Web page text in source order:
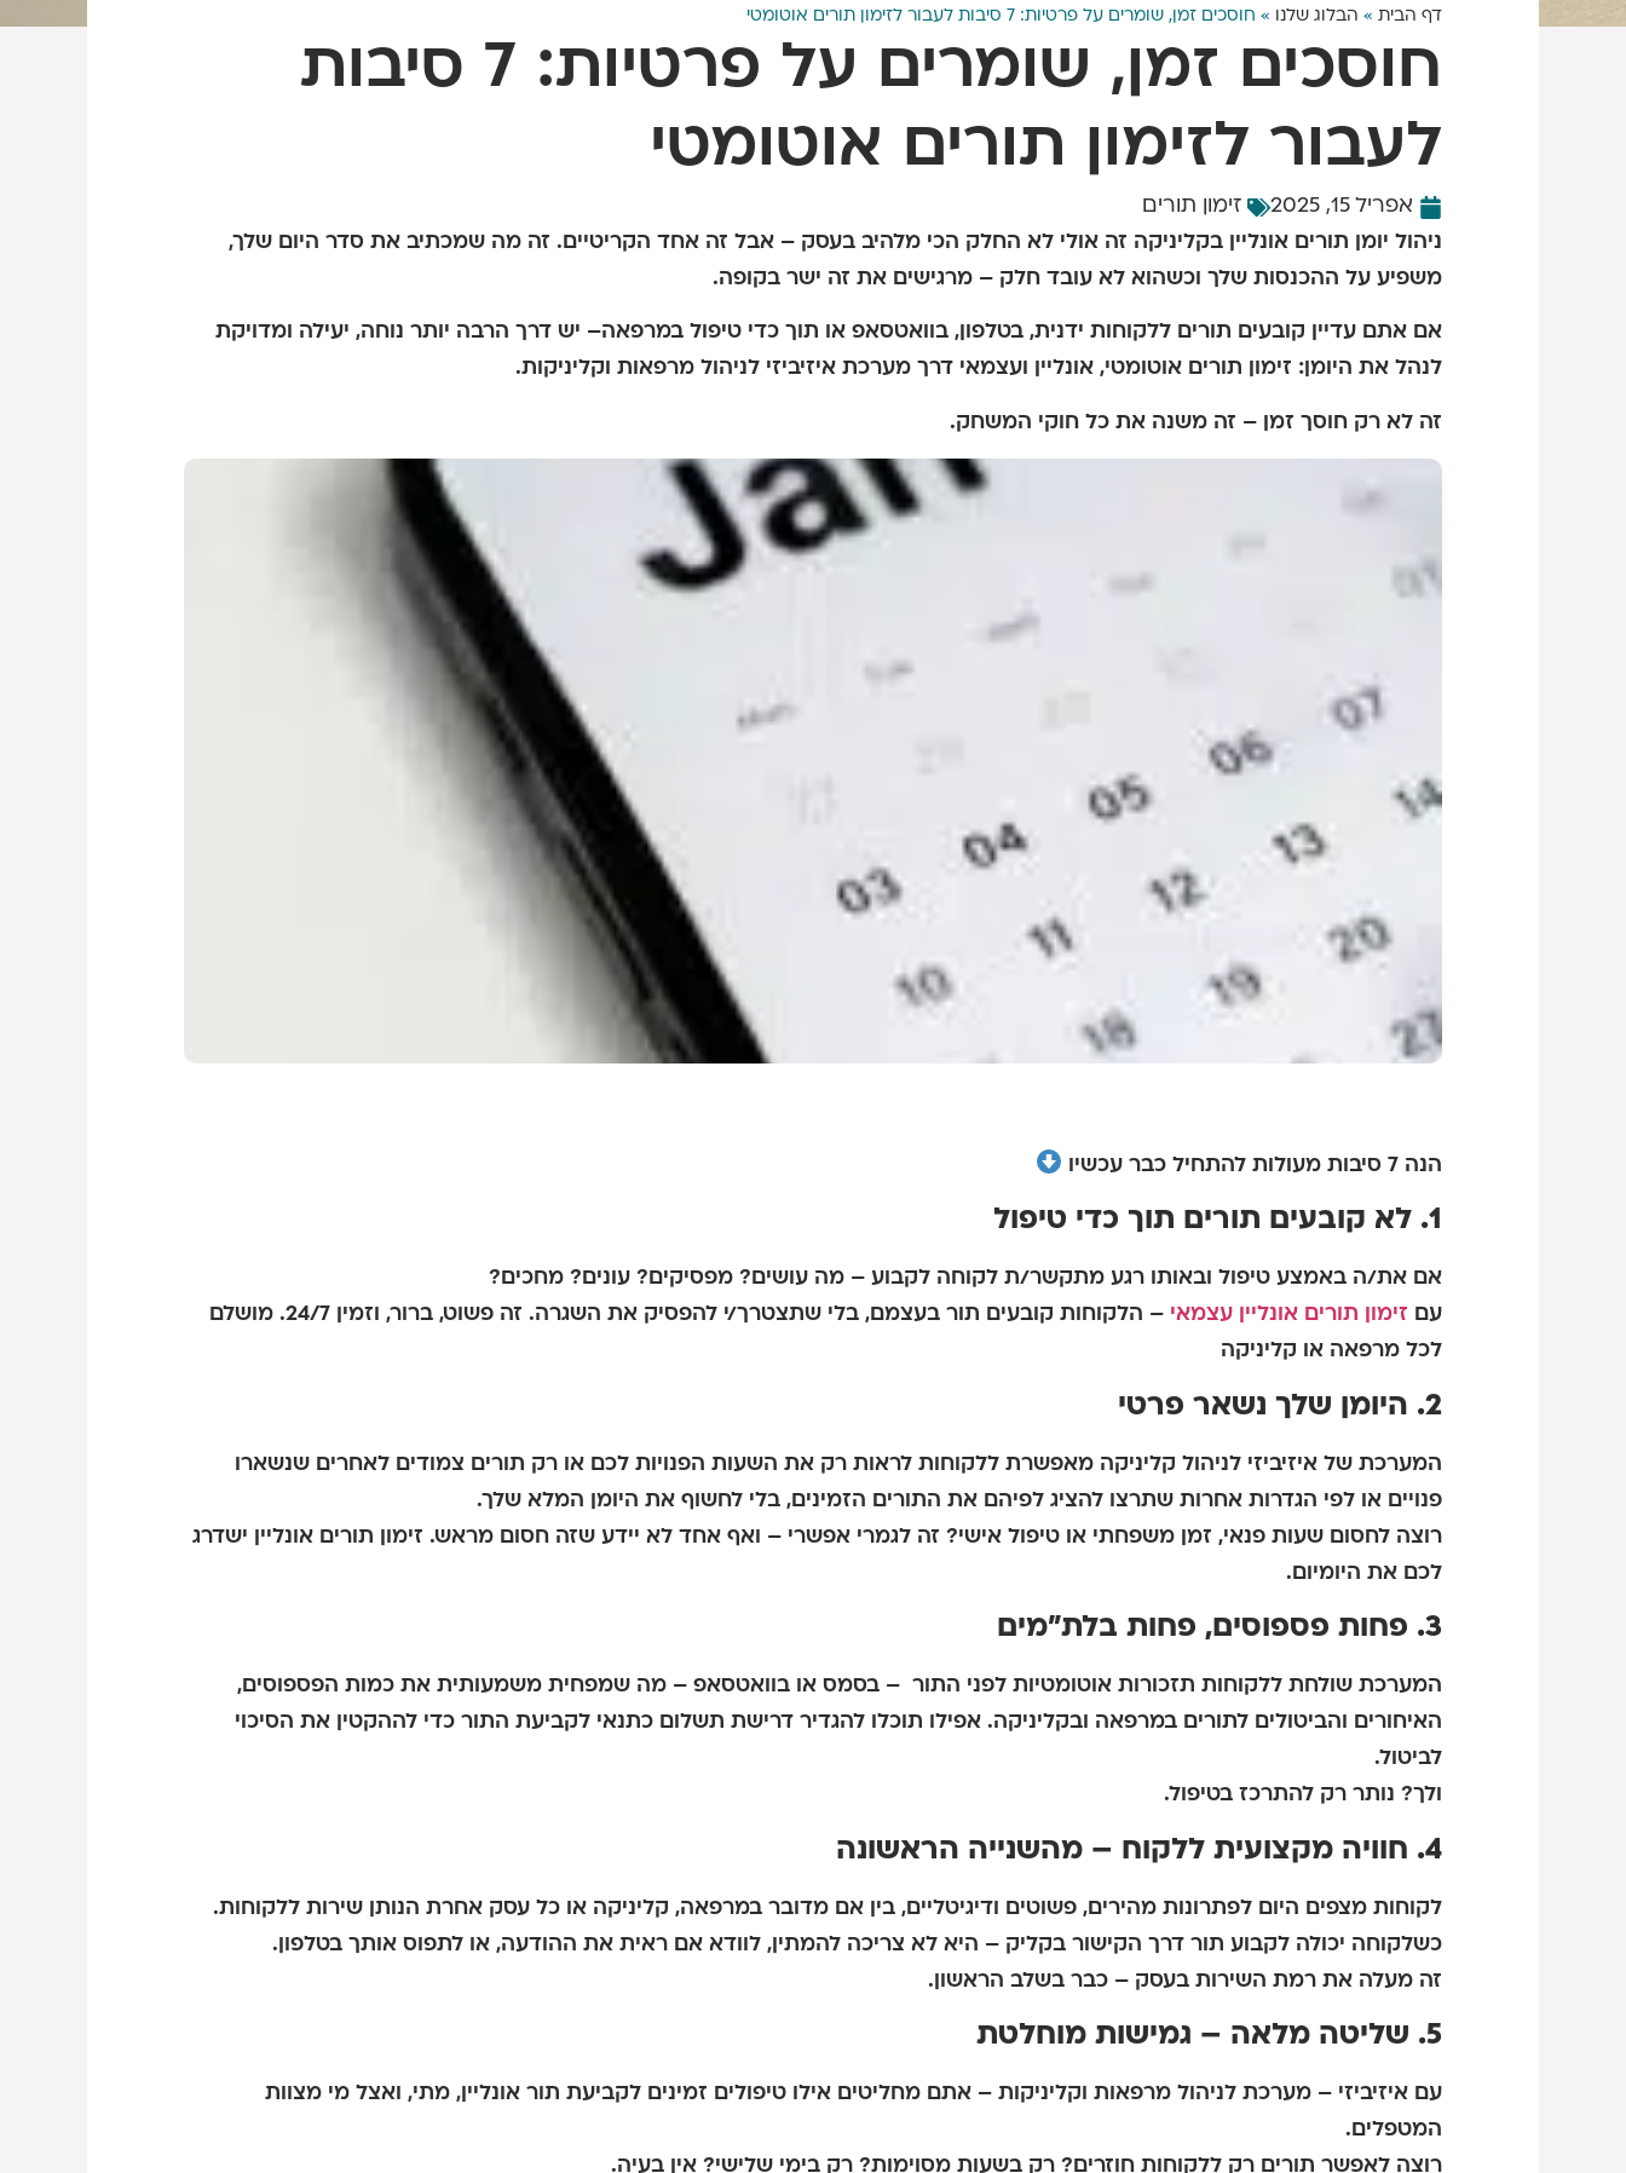
דף הבית » הבלוג שלנו » חוסכים זמן, שומרים על פרטיות: 7 סיבות לעבור לזימון תורים אוטומטי
חוסכים זמן, שומרים על פרטיות: 7 סיבות
לעבור לזימון תורים אוטומטי
אפריל 15, 2025
זימון תורים
ניהול יומן תורים אונליין בקליניקה זה אולי לא החלק הכי מלהיב בעסק – אבל זה אחד הקריטיים. זה מה שמכתיב את סדר היום שלך,
משפיע על ההכנסות שלך וכשהוא לא עובד חלק – מרגישים את זה ישר בקופה.
אם אתם עדיין קובעים תורים ללקוחות ידנית, בטלפון, בוואטסאפ או תוך כדי טיפול במרפאה– יש דרך הרבה יותר נוחה, יעילה ומדויקת
לנהל את היומן: זימון תורים אוטומטי, אונליין ועצמאי דרך מערכת איזיביזי לניהול מרפאות וקליניקות.
זה לא רק חוסך זמן – זה משנה את כל חוקי המשחק.
הנה 7 סיבות מעולות להתחיל כבר עכשיו
1. לא קובעים תורים תוך כדי טיפול
אם את/ה באמצע טיפול ובאותו רגע מתקשר/ת לקוחה לקבוע – מה עושים? מפסיקים? עונים? מחכים?
עם זימון תורים אונליין עצמאי
– הלקוחות קובעים תור בעצמם, בלי שתצטרך/י להפסיק את השגרה. זה פשוט, ברור, וזמין 24/7. מושלם
לכל מרפאה או קליניקה
2. היומן שלך נשאר פרטי
המערכת של איזיביזי לניהול קליניקה מאפשרת ללקוחות לראות רק את השעות הפנויות לכם או רק תורים צמודים לאחרים שנשארו
פנויים או לפי הגדרות אחרות שתרצו להציג לפיהם את התורים הזמינים, בלי לחשוף את היומן המלא שלך.
רוצה לחסום שעות פנאי, זמן משפחתי או טיפול אישי? זה לגמרי אפשרי – ואף אחד לא יידע שזה חסום מראש. זימון תורים אונליין ישדרג
לכם את היומיום.
3. פחות פספוסים, פחות בלת"מים
המערכת שולחת ללקוחות תזכורות אוטומטיות לפני התור – בסמס או בוואטסאפ – מה שמפחית משמעותית את כמות הפספוסים,
האיחורים והביטולים לתורים במרפאה ובקליניקה. אפילו תוכלו להגדיר דרישת תשלום כתנאי לקביעת התור כדי לההקטין את הסיכוי
לביטול.
ולך? נותר רק להתרכז בטיפול.
4. חוויה מקצועית ללקוח – מהשנייה הראשונה
לקוחות מצפים היום לפתרונות מהירים, פשוטים ודיגיטליים, בין אם מדובר במרפאה, קליניקה או כל עסק אחרת הנותן שירות ללקוחות.
כשלקוחה יכולה לקבוע תור דרך הקישור בקליק – היא לא צריכה להמתין, לוודא אם ראית את ההודעה, או לתפוס אותך בטלפון.
זה מעלה את רמת השירות בעסק – כבר בשלב הראשון.
5. שליטה מלאה – גמישות מוחלטת
עם איזיביזי – מערכת לניהול מרפאות וקליניקות – אתם מחליטים אילו טיפולים זמינים לקביעת תור אונליין, מתי, ואצל מי מצוות
המטפלים.
רוצה לאפשר תורים רק ללקוחות חוזרים? רק בשעות מסוימות? רק בימי שלישי? אין בעיה.